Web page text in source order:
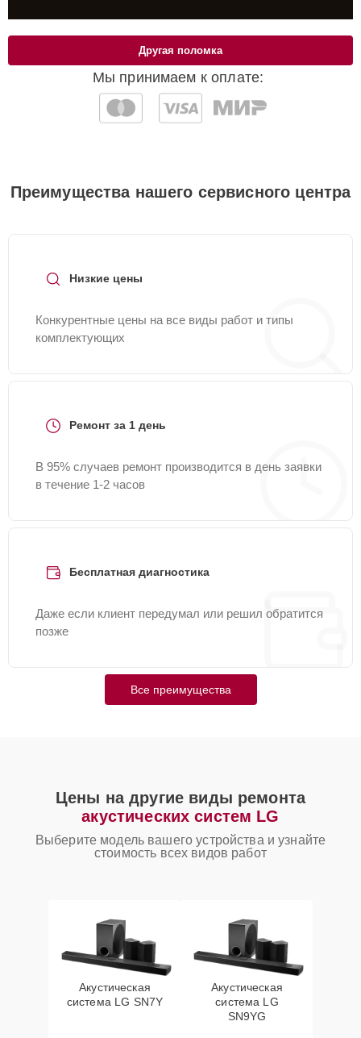
Мы принимаем к оплате:
Другая поломка
Преимущества нашего сервисного центра
Низкие цены
Конкурентные цены на все виды работ и типы
комплектующих
Ремонт за 1 день
В 95% случаев ремонт производится в день заявки
в течение 1-2 часов
Бесплатная диагностика
Даже если клиент передумал или решил обратится
позже
Все преимущества
Цены на другие виды ремонта
акустических систем LG
Выберите модель вашего устройства и узнайте
стоимость всех видов работ
Акустическая
система LG SN7Y
Акустическая
система LG
SN9YG